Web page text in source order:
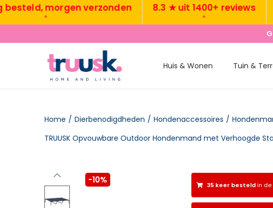
morgen verzonden 8.3 ★ uit 1400+ reviews
Huis & Wonen Tuin &
Home / Dierbenodigdheden / Hondenaccessoires /
35 keer besteldin de
-10%